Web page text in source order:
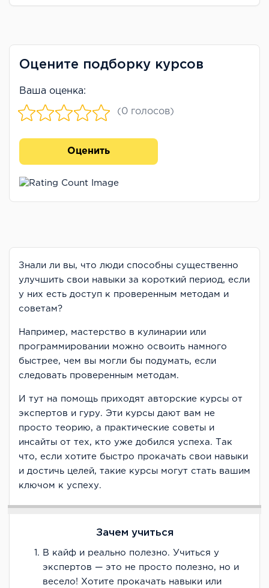
Оцените подборку курсов
Ваша оценка:
(0 голосов)
Оценить
Знали ли вы, что люди способны существенно
улучшить свои навыки за короткий период, если
у них есть доступ к проверенным методам и
советам?
Например, мастерство в кулинарии или
программировании можно освоить намного
быстрее, чем вы могли бы подумать, если
следовать проверенным методам.
И тут на помощь приходят авторские курсы от
экспертов и гуру. Эти курсы дают вам не
просто теорию, а практические советы и
инсайты от тех, кто уже добился успеха. Так
что, если хотите быстро прокачать свои навыки
и достичь целей, такие курсы могут стать вашим
ключом к успеху.
Зачем учиться
В кайф и реально полезно. Учиться у
экспертов — это не просто полезно, но и
весело! Хотите прокачать навыки или